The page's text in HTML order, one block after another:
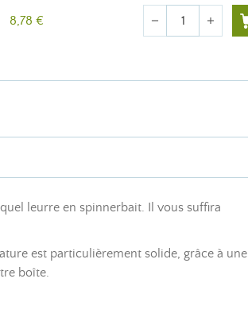
8,78 € Quantité
remove add
leurre en spinnerbait. Il vous suffira
est particulièrement solide, grâce à une
boîte.